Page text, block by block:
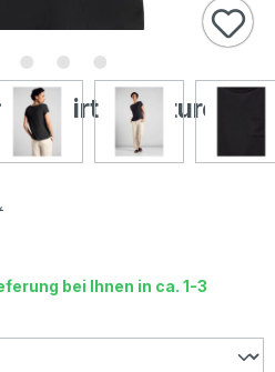
T-Shirt Structure
bei Ihnen in ca. 1-3